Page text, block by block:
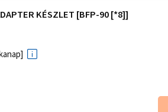
KÉSZLET [BFP-90 [*8]]